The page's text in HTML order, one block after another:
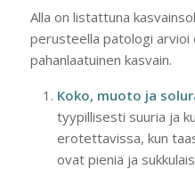
Alla on listattuna
perusteella patologi arvioi
pahanlaatuinen kasvain.
Koko, muoto ja
tyypillisesti suuria ja
erotettavissa, kun
ovat pieniä ja